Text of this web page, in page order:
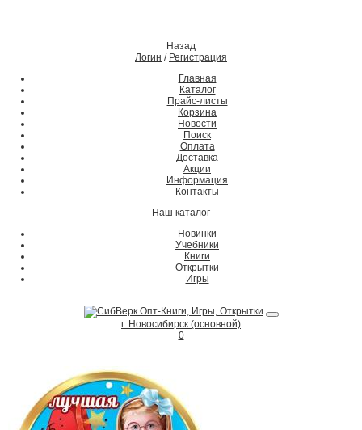
Назад
Логин / Регистрация
Главная
Каталог
Прайс-листы
Корзина
Новости
Поиск
Оплата
Доставка
Акции
Информация
Контакты
Наш каталог
Новинки
Учебники
Книги
Открытки
Игры
г. Новосибирск (основной)
0